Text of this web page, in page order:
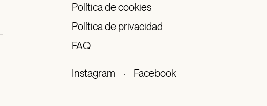
Política de cookies
Política de privacidad
FAQ
Instagram · Facebook